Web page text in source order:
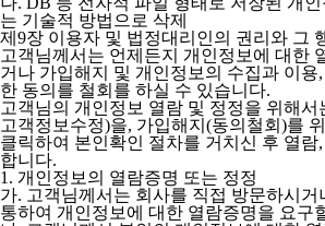
는 기술적 방법으로 삭제
제9장 이용자 및 법정대리인의 권리와 그
고객님께서는 언제든지 개인정보에 대한
거나 가입해지 및 개인정보의 수집과 이용
한 동의를 철회를 하실 수 있습니다.
고객님의 개인정보 열람 및 정정을 위해
고객정보수정)을, 가입해지(동의철회)를
클릭하여 본인확인 절차를 거치신 후 열람
합니다.
1. 개인정보의 열람증명 또는 정정
가. 고객님께서는 회사를 직접 방문하시거
통하여 개인정보에 대한 열람증명을 요구